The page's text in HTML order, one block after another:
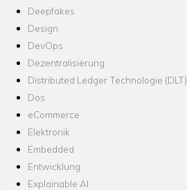
Deepfakes
Design
DevOps
Dezentralisierung
Distributed Ledger Technologie (DLT)
Dos
eCommerce
Elektronik
Embedded
Entwicklung
Explainable AI